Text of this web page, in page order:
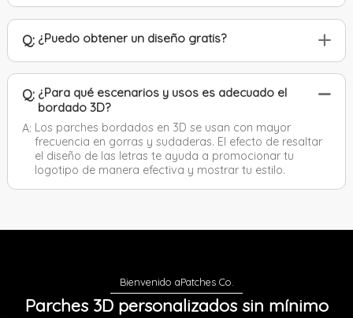
Q: ¿Puedo obtener un diseño gratis?
Q: ¿Para qué escenarios y usos es adecuado el
bordado 3D?
A: Los parches bordados en 3D se usan con mayor
frecuencia en gorras y sudaderas. El efecto de resaltar
el diseño de las letras te ayuda a promocionar tu
logotipo de manera efectiva y mostrar tu estilo.
Parches 3D personalizados sin mínimo